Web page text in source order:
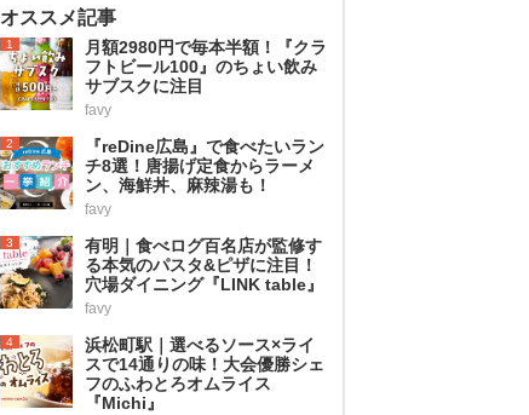
オススメ記事
1
月額2980円で毎本半額！『クラ
フトビール100』のちょい飲み
サブスクに注目
favy
2
『reDine広島』で食べたいラン
チ8選！唐揚げ定食からラーメ
ン、海鮮丼、麻辣湯も！
favy
3
有明｜食べログ百名店が監修す
る本気のパスタ&ピザに注目！
穴場ダイニング『LINK table』
favy
4
浜松町駅｜選べるソース×ライ
スで14通りの味！大会優勝シェ
フのふわとろオムライス
『Michi』